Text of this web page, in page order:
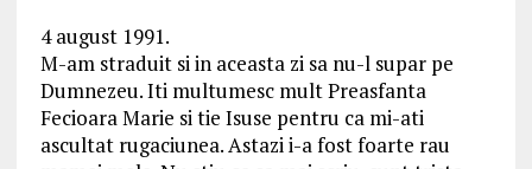
4 august 1991.
M-am straduit si in aceasta zi sa nu-l supar pe
Dumnezeu. Iti multumesc mult Preasfanta
Fecioara Marie si tie Isuse pentru ca mi-ati
ascultat rugaciunea. Astazi i-a fost foarte rau